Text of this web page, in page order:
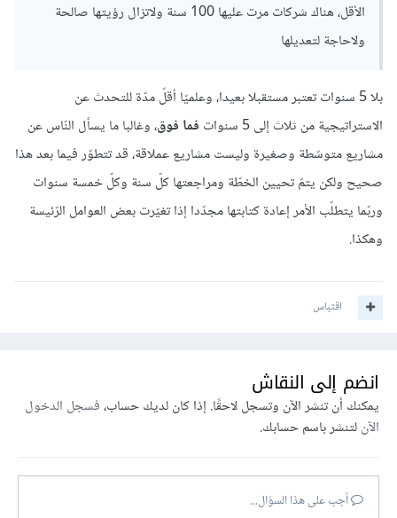
الأقل، هناك شركات مرت عليها 100 سنة ولاتزال رؤيتها صالحة
ولاحاجة لتعديلها
بلا 5 سنوات تعتبر مستقبلا بعيدا، وعلميّا أقلّ مدّة للتحدث عن
الاستراتيجية من ثلاث إلى 5 سنوات
فما فوق، وغالبا ما يسأل النّاس عن
مشاريع متوسّطة وصغيرة وليست مشاريع عملاقة، قد تتطوّر فيما بعد هذا
صحيح ولكن يتمّ تحيين الخطّة ومراجعتها كلّ سنة وكلّ خمسة سنوات
وربّما يتطلّب الأمر إعادة كتابتها مجدّدا إذا تغيّرت بعض العوامل الرّئيسة
وهكذا.
اقتباس
انضم إلى النقاش
يمكنك أن تنشر الآن وتسجل لاحقًا. إذا كان لديك حساب،فسجل الدخول
الآنلتنشر باسم حسابك.
أجب على هذا السؤال...